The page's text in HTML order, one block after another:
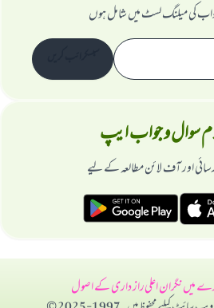
کی میلنگ لسٹ میں شامل ہوں
سوال و جواب ایپ
اور آف لائن مطالعہ کے لیے
میںنگران اعلیراز داری کے اصول